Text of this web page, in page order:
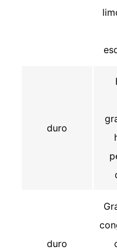
duro
duro